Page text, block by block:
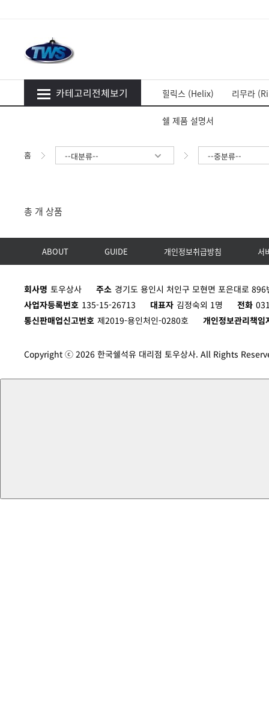
카테고리전체보기 힐릭스 (Helix) 리무라
쉘 제품 설명서
홈 --대분류-- --중분류--
총 개 상품
ABOUT GUIDE 개인정보취급방침 서
회사명 토우상사 주소 경기도 용인시 처인구 모현면 포은대로
사업자등록번호 135-15-26713 대표자 김정숙외 1명 전화
통신판매업신고번호 제2019-용인처인-0280호 개인정보관리책임
Copyright ⓒ 2026 한국쉘석유 대리점 토우상사. All Rights